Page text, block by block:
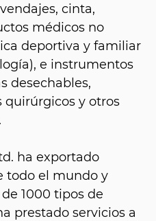
cinta,
médicos no
deportiva y familiar
e instrumentos
desechables,
quirúrgicos y otros
ha exportado
todo el mundo y
1000 tipos de
prestado servicios a